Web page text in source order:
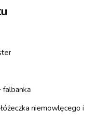
niemowlęcego i